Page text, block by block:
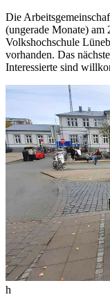
Die
(ungerade Monate)
Volkshochschule
vorhanden. Das
Interessierte sind
h